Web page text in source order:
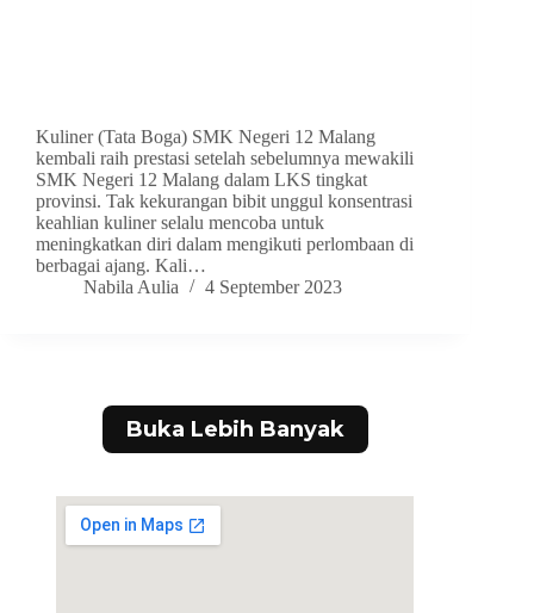
Kuliner (Tata Boga) SMK Negeri 12 Malang
kembali raih prestasi setelah sebelumnya mewakili
SMK Negeri 12 Malang dalam LKS tingkat
provinsi. Tak kekurangan bibit unggul konsentrasi
keahlian kuliner selalu mencoba untuk
meningkatkan diri dalam mengikuti perlombaan di
berbagai ajang. Kali…
Nabila Aulia
4 September 2023
Buka Lebih Banyak